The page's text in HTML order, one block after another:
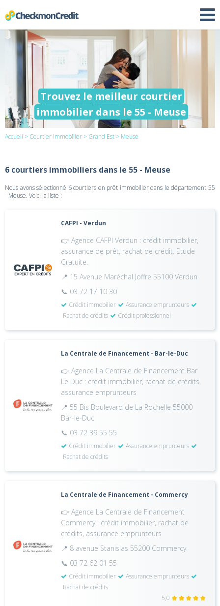
Trouvez le meilleur courtier
immobilier dans le 55 - Meuse
Accueil > Courtier immobilier > Grand Est > Meuse
6 courtiers immobiliers dans le 55 - Meuse
Nous avons sélectionné 6 courtiers en prêt immobilier dans le département 55
- Meuse. Voici la liste :
CAFPI - Verdun
👉 Agence CAFPI Verdun : crédit immobilier,
assurance de prêt, rachat de crédit. Etude
Gratuite.
📍 15 Avenue Maréchal Joffre 55100 Verdun
📞 03 72 17 10 30
Crédit immobilier
Assurance emprunteurs
Rachat de crédits
Crédit professionnel
La Centrale de Financement - Bar-le-Duc
👉 Agence La Centrale de Financement Bar
Le Duc : crédit immobilier, rachat de crédits,
assurance emprunteurs
📍 55 Bis Boulevard de La Rochelle 55000
Bar-le-Duc
📞 03 72 39 55 55
Crédit immobilier
Assurance emprunteurs
Rachat de crédits
La Centrale de Financement - Commercy
👉 Agence La Centrale de Financement
Commercy : crédit immobilier, rachat de
crédits, assurance emprunteurs
📍 8 avenue Stanislas 55200 Commercy
📞 03 72 62 01 55
Crédit immobilier
Assurance emprunteurs
Rachat de crédits
5,0